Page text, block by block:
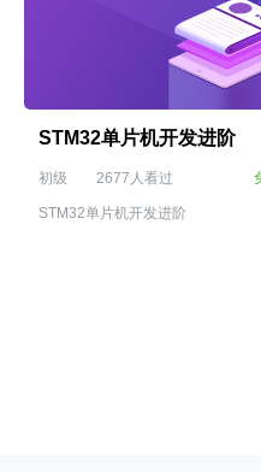
STM32单片机开发进阶
初级 2677人看过
STM32单片机开发进阶